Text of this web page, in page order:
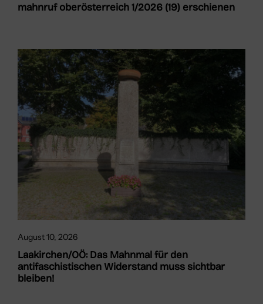
mahnruf oberösterreich 1/2026 (19) erschienen
August 10, 2026
Laakirchen/OÖ: Das Mahnmal für den
antifaschistischen Widerstand muss sichtbar
bleiben!